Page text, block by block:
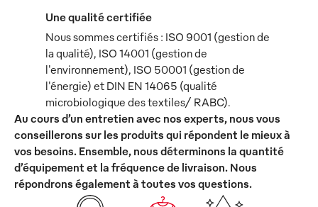
Une qualité certifiée
Nous sommes certifiés : ISO 9001 (gestion de
la qualité), ISO 14001 (gestion de
l'environnement), ISO 50001 (gestion de
l'énergie) et DIN EN 14065 (qualité
microbiologique des textiles/ RABC).
Au cours d’un entretien avec nos experts, nous vous
conseillerons sur les produits qui répondent le mieux à
vos besoins. Ensemble, nous déterminons la quantité
d’équipement et la fréquence de livraison. Nous
répondrons également à toutes vos questions.